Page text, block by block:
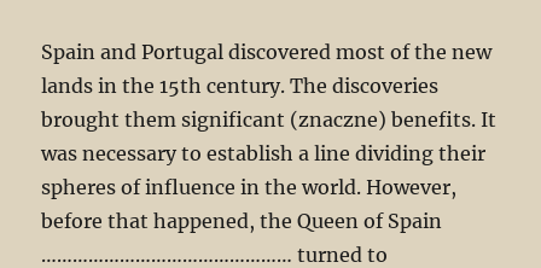
Spain and Portugal discovered most of the new
lands in the 15th century. The discoveries
brought them significant (znaczne) benefits. It
was necessary to establish a line dividing their
spheres of influence in the world. However,
before that happened, the Queen of Spain
………………………………………… turned to